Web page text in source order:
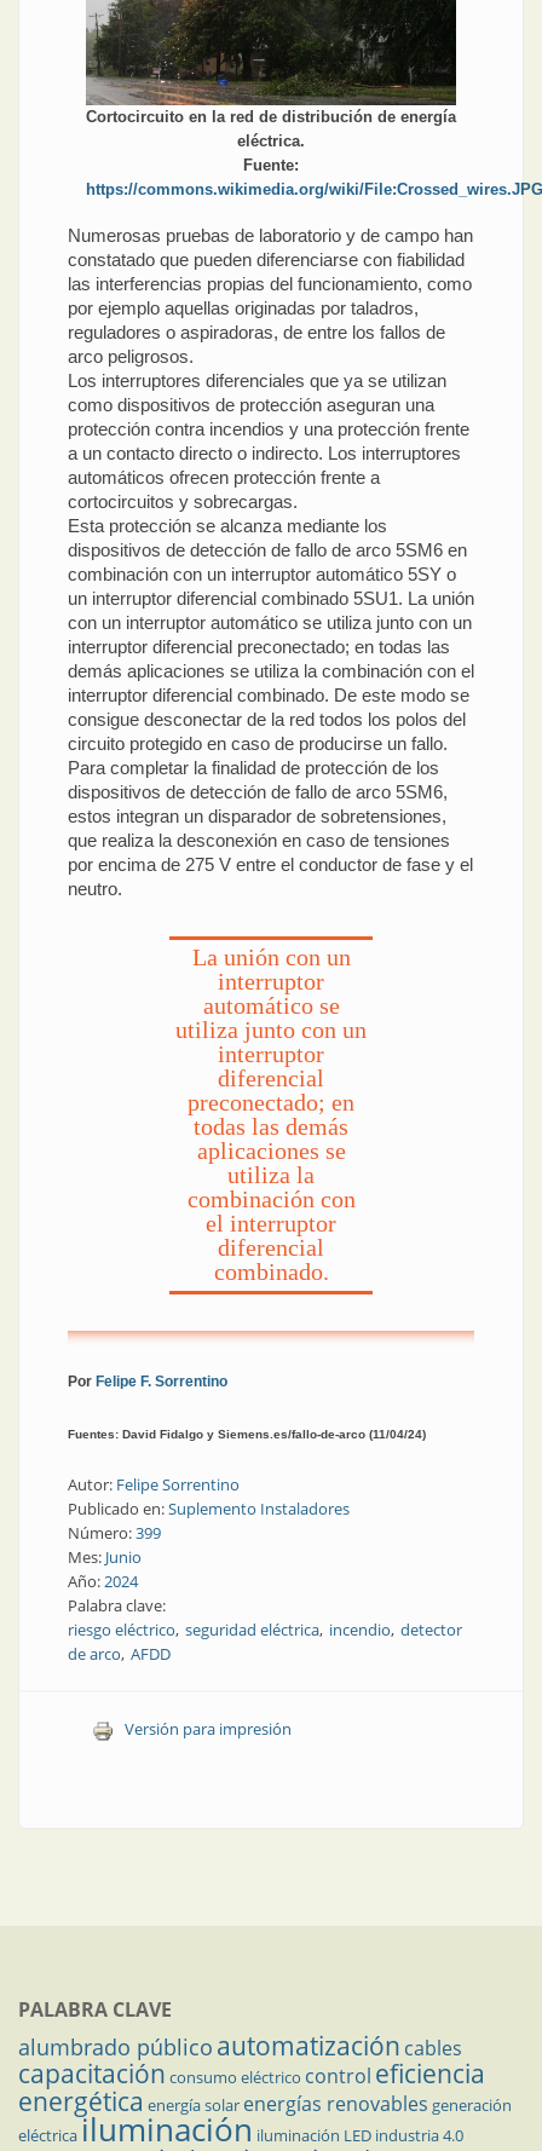
Cortocircuito en la red de distribución de energía
eléctrica.
Fuente:
https://commons.wikimedia.org/wiki/File:Crossed_wires.JPG
Numerosas pruebas de laboratorio y de campo han
constatado que pueden diferenciarse con fiabilidad
las interferencias propias del funcionamiento, como
por ejemplo aquellas originadas por taladros,
reguladores o aspiradoras, de entre los fallos de
arco peligrosos.
Los interruptores diferenciales que ya se utilizan
como dispositivos de protección aseguran una
protección contra incendios y una protección frente
a un contacto directo o indirecto. Los interruptores
automáticos ofrecen protección frente a
cortocircuitos y sobrecargas.
Esta protección se alcanza mediante los
dispositivos de detección de fallo de arco 5SM6 en
combinación con un interruptor automático 5SY o
un interruptor diferencial combinado 5SU1. La unión
con un interruptor automático se utiliza junto con un
interruptor diferencial preconectado; en todas las
demás aplicaciones se utiliza la combinación con el
interruptor diferencial combinado. De este modo se
consigue desconectar de la red todos los polos del
circuito protegido en caso de producirse un fallo.
Para completar la finalidad de protección de los
dispositivos de detección de fallo de arco 5SM6,
estos integran un disparador de sobretensiones,
que realiza la desconexión en caso de tensiones
por encima de 275 V entre el conductor de fase y el
neutro.
La unión con un
interruptor
automático se
utiliza junto con un
interruptor
diferencial
preconectado; en
todas las demás
aplicaciones se
utiliza la
combinación con
el interruptor
diferencial
combinado.
Por Felipe F. Sorrentino
Fuentes: David Fidalgo y Siemens.es/fallo-de-arco (11/04/24)
Autor: Felipe Sorrentino
Publicado en:Suplemento Instaladores
Número:399
Mes: Junio
Año:2024
Palabra clave:
riesgo eléctrico seguridad eléctrica incendio detector
de arco AFDD
Versión para impresión
PALABRA CLAVE
alumbrado público automatización cables
capacitación consumo eléctrico control eficiencia
energética energía solar energías renovables generación
eléctricailuminación iluminación LED industria 4.0